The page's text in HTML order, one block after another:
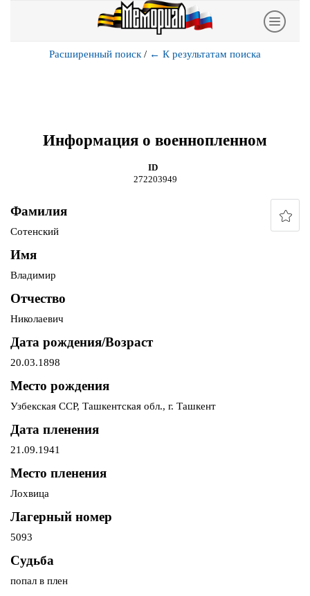
Расширенный поиск / ← К результатам поиска
Информация о военнопленном
ID
272203949
Фамилия
Сотенский
Имя
Владимир
Отчество
Николаевич
Дата рождения/Возраст
20.03.1898
Место рождения
Узбекская ССР, Ташкентская обл., г. Ташкент
Дата пленения
21.09.1941
Место пленения
Лохвица
Лагерный номер
5093
Судьба
попал в плен